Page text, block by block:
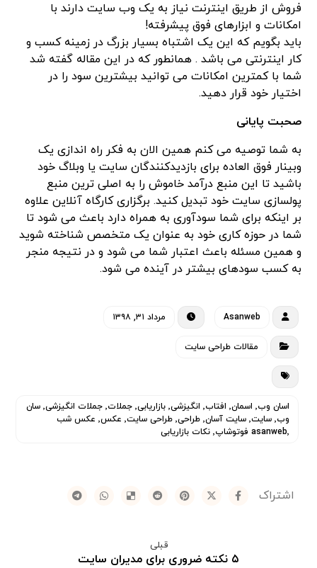
فروش از طریق اینترنت نیاز به یک وب سایت دارند با
امکانات و ابزارهای فوق پیشرفته!
باید بگویم که این یک اشتباه بسیار بزرگ در زمینه کسب و
کار اینترنتی می باشد . همانطور که در این مقاله گفته شد
شما با کمترین امکانات می توانید بیشترین سود را در
اختیار خود قرار دهید.
صحبت پایانی
به شما توصیه می کنم همین الان به فکر راه اندازی یک
وبینار فوق العاده برای بازدیدکنندگان سایت یا وبلاگ خود
باشید تا این منبع درآمد خاموش را به اصلی ترین منبع
پولسازی سایت خود تبدیل کنید. برگزاری کارگاه آنلاین علاوه
بر اینکه برای شما سودآوری به همراه دارد باعث می شود تا
شما در حوزه کاری خود به عنوان یک متخصص شناخته شوید
و همین مسئله باعث اعتبار شما می شود و در نتیجه منجر
به کسب سودهای بیشتر در آینده می شود.
Asanweb مرداد ۳۱, ۱۳۹۸
مقالات طراحی سایت
اسان وب٬ اسمان٬ افتاب٬ انگیزشی٬ بازاریابی٬ جملات٬ جملات انگیزشی٬ سان
وب٬ سایت٬ سایت آسان٬ طراحی٬ طراحی سایت٬ عکس٬ عکس شب
asanweb٬ فوتوشاپ٬ نکات بازاریابی
قبلی
۵ نکته ضروری برای مدیران سایت